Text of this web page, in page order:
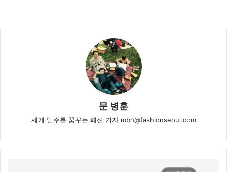
문 병훈
세계 일주를 꿈꾸는 패션 기자 mbh@fashionseoul.com